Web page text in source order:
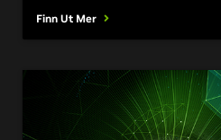
Finn Ut Mer